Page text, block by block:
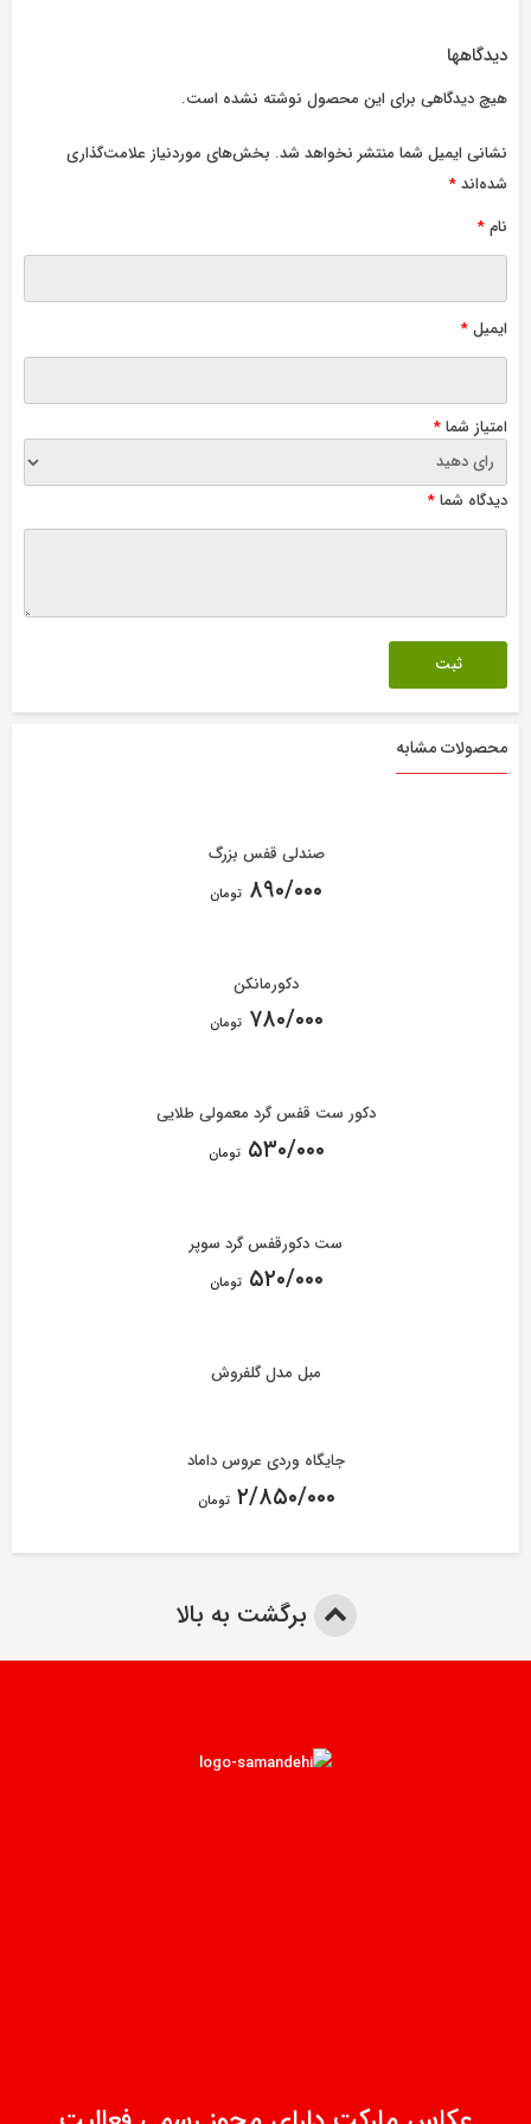
دیدگاهها
هیچ دیدگاهی برای این محصول نوشته نشده است.
نشانی ایمیل شما منتشر نخواهد شد. بخش‌های موردنیاز علامت‌گذاری
شده‌اند*
نام*
ایمیل*
امتیاز شما*
دیدگاه شما*
محصولات مشابه
صندلی قفس بزرگ
۸۹۰/۰۰۰ تومان
دکورمانکن
۷۸۰/۰۰۰ تومان
دکور ست قفس گرد معمولی طلایی
۵۳۰/۰۰۰ تومان
ست دکورقفس گرد سوپر
۵۲۰/۰۰۰ تومان
مبل مدل گلفروش
جایگاه وردی عروس داماد
۲/۸۵۰/۰۰۰ تومان
برگشت به بالا